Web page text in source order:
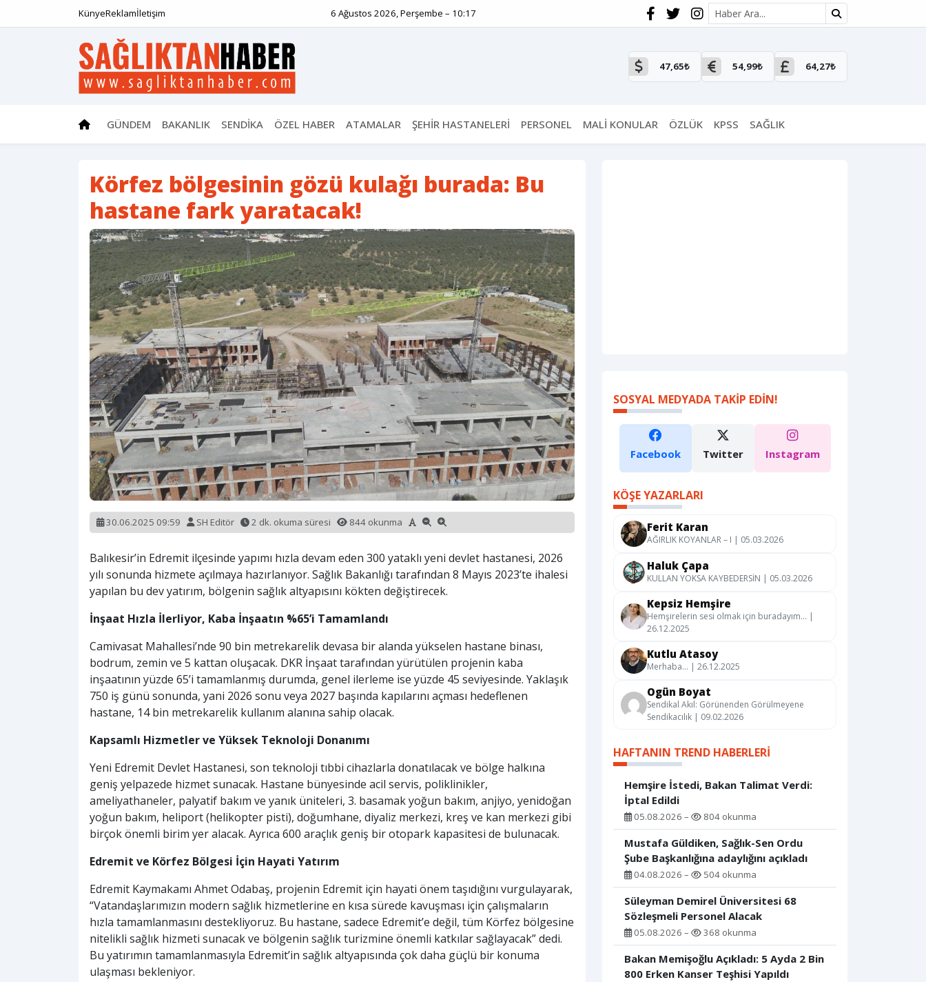
KünyeReklamİletişim 6 Ağustos 2026, Perşembe – 10:17 Site içi arama
47,65₺ 54,99₺ 64,27₺
GÜNDEM BAKANLIK SENDİKA ÖZEL HABER ATAMALAR ŞEHİR HASTANELERİ PERSONEL MALİ KONULAR ÖZLÜK KPSS SAĞLIK
Körfez bölgesinin gözü kulağı burada: Bu
hastane fark yaratacak!
30.06.2025 09:59 SH Editör 2 dk. okuma süresi 844 okunma
Balıkesir’in Edremit ilçesinde yapımı hızla devam eden 300 yataklı yeni devlet hastanesi, 2026
yılı sonunda hizmete açılmaya hazırlanıyor. Sağlık Bakanlığı tarafından 8 Mayıs 2023’te ihalesi
yapılan bu dev yatırım, bölgenin sağlık altyapısını kökten değiştirecek.
İnşaat Hızla İlerliyor, Kaba İnşaatın %65’i Tamamlandı
Camivasat Mahallesi’nde 90 bin metrekarelik devasa bir alanda yükselen hastane binası,
bodrum, zemin ve 5 kattan oluşacak. DKR İnşaat tarafından yürütülen projenin kaba
inşaatının yüzde 65’i tamamlanmış durumda, genel ilerleme ise yüzde 45 seviyesinde. Yaklaşık
750 iş günü sonunda, yani 2026 sonu veya 2027 başında kapılarını açması hedeflenen
hastane, 14 bin metrekarelik kullanım alanına sahip olacak.
Kapsamlı Hizmetler ve Yüksek Teknoloji Donanımı
Yeni Edremit Devlet Hastanesi, son teknoloji tıbbi cihazlarla donatılacak ve bölge halkına
geniş yelpazede hizmet sunacak. Hastane bünyesinde acil servis, poliklinikler,
ameliyathaneler, palyatif bakım ve yanık üniteleri, 3. basamak yoğun bakım, anjiyo, yenidoğan
yoğun bakım, heliport (helikopter pisti), doğumhane, diyaliz merkezi, kreş ve kan merkezi gibi
birçok önemli birim yer alacak. Ayrıca 600 araçlık geniş bir otopark kapasitesi de bulunacak.
Edremit ve Körfez Bölgesi İçin Hayati Yatırım
Edremit Kaymakamı Ahmet Odabaş, projenin Edremit için hayati önem taşıdığını vurgulayarak,
“Vatandaşlarımızın modern sağlık hizmetlerine en kısa sürede kavuşması için çalışmaların
hızla tamamlanmasını destekliyoruz. Bu hastane, sadece Edremit’e değil, tüm Körfez bölgesine
nitelikli sağlık hizmeti sunacak ve bölgenin sağlık turizmine önemli katkılar sağlayacak” dedi.
Bu yatırımın tamamlanmasıyla Edremit’in sağlık altyapısında çok daha güçlü bir konuma
ulaşması bekleniyor.
SOSYAL MEDYADA TAKIP EDIN!
Facebook Twitter Instagram
KÖŞE YAZARLARI
Ferit Karan
AĞIRLIK KOYANLAR – I | 05.03.2026
Haluk Çapa
KULLAN YOKSA KAYBEDERSİN | 05.03.2026
Kepsiz Hemşire
Hemşirelerin sesi olmak için buradayım… |
26.12.2025
Kutlu Atasoy
Merhaba… | 26.12.2025
Ogün Boyat
Sendikal Akıl: Görünenden Görülmeyene
Sendikacılık | 09.02.2026
HAFTANIN TREND HABERLERI
Hemşire İstedi, Bakan Talimat Verdi:
İptal Edildi
05.08.2026 – 804 okunma
Mustafa Güldiken, Sağlık-Sen Ordu
Şube Başkanlığına adaylığını açıkladı
04.08.2026 – 504 okunma
Süleyman Demirel Üniversitesi 68
Sözleşmeli Personel Alacak
05.08.2026 – 368 okunma
Bakan Memişoğlu Açıkladı: 5 Ayda 2 Bin
800 Erken Kanser Teşhisi Yapıldı